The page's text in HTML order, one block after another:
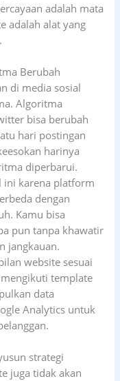
adalah mata
adalah alat yang
Berubah
di media sosial
Algoritma
bisa berubah
hari postingan
harinya
diperbarui.
ini karena platform
dengan
Kamu bisa
pun tanpa khawatir
jangkauan.
website sesuai
template
data
Analytics untuk
strategi
juga tidak akan